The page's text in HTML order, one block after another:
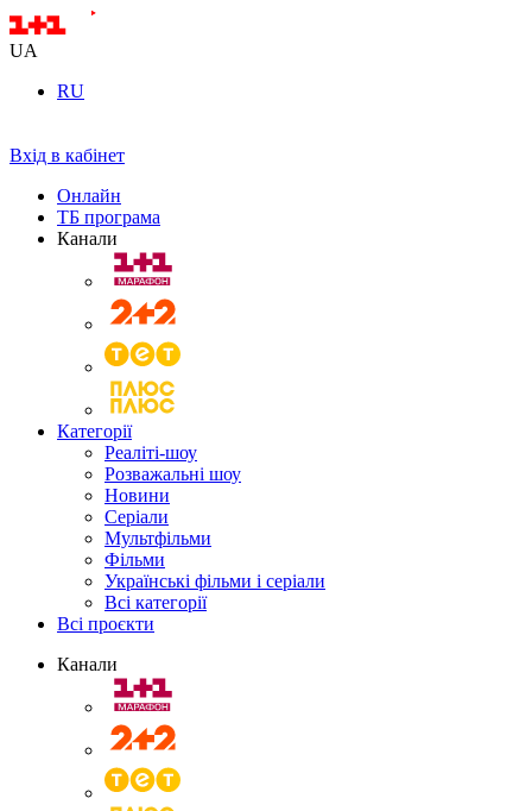
UA
RU
Вхід в кабінет
Онлайн
ТБ програма
Канали
Категорії
Реаліті-шоу
Розважальні шоу
Новини
Серіали
Мультфільми
Фільми
Українські фільми і серіали
Всі категорії
Всі проєкти
Канали